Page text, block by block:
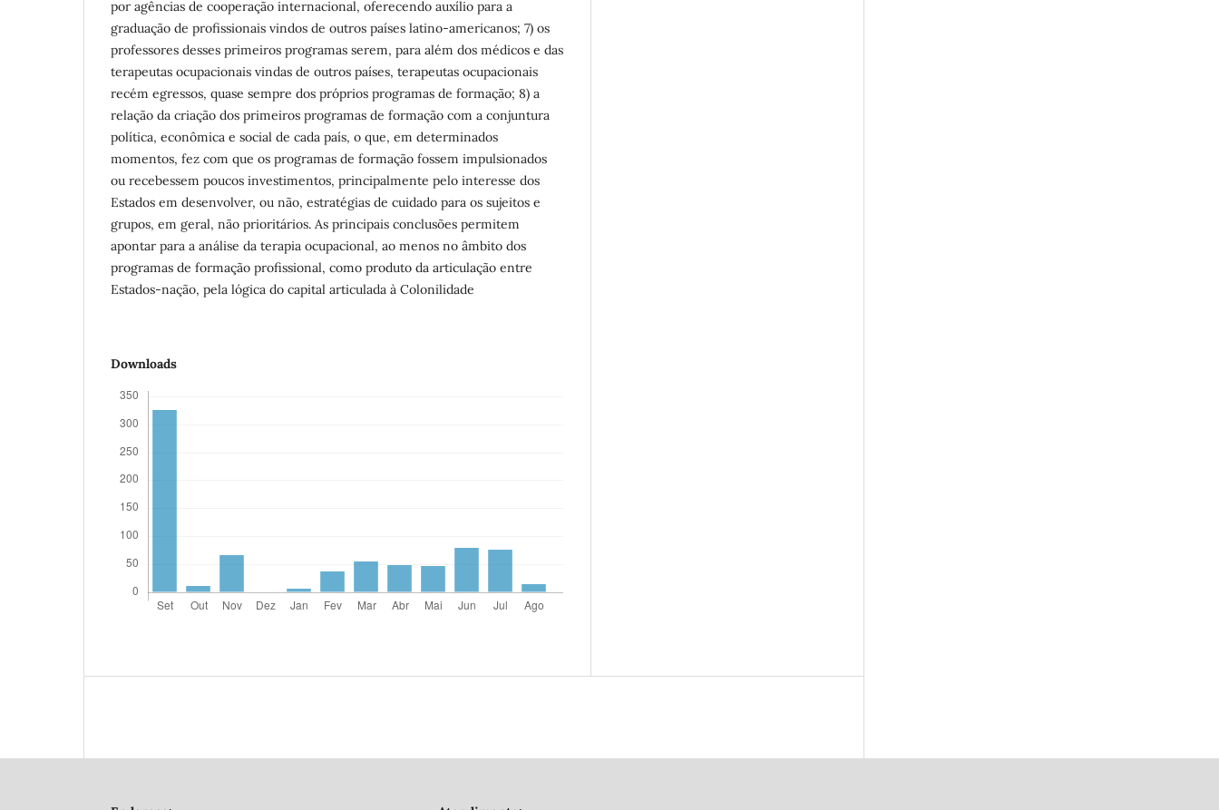
por agências de cooperação internacional, oferecendo auxílio para a
graduação de profissionais vindos de outros países latino-americanos; 7) os
professores desses primeiros programas serem, para além dos médicos e das
terapeutas ocupacionais vindas de outros países, terapeutas ocupacionais
recém egressos, quase sempre dos próprios programas de formação; 8) a
relação da criação dos primeiros programas de formação com a conjuntura
política, econômica e social de cada país, o que, em determinados
momentos, fez com que os programas de formação fossem impulsionados
ou recebessem poucos investimentos, principalmente pelo interesse dos
Estados em desenvolver, ou não, estratégias de cuidado para os sujeitos e
grupos, em geral, não prioritários. As principais conclusões permitem
apontar para a análise da terapia ocupacional, ao menos no âmbito dos
programas de formação profissional, como produto da articulação entre
Estados-nação, pela lógica do capital articulada à Colonilidade
Downloads